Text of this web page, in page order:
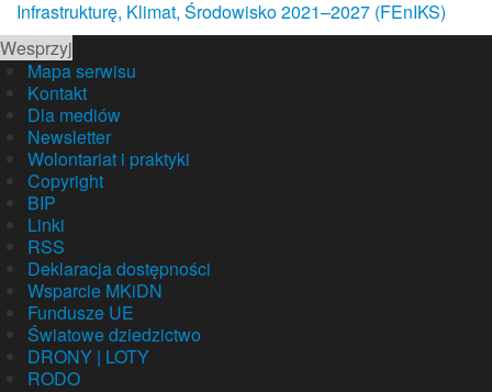
Infrastrukturę, Klimat, Środowisko 2021–2027 (FEnIKS)
Wesprzyj
Mapa serwisu
Kontakt
Dla mediów
Newsletter
Wolontariat i praktyki
Copyright
BIP
Linki
RSS
Deklaracja dostępności
Wsparcie MKiDN
Fundusze UE
Światowe dziedzictwo
DRONY | LOTY
RODO